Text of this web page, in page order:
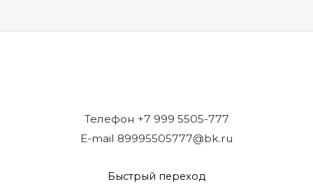
Телефон +7 999 5505-777
E-mail 89995505777@bk.ru
Быстрый переход